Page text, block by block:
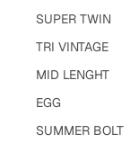
SUPER TWIN
TRI VINTAGE
MID LENGHT
EGG
SUMMER BOLT